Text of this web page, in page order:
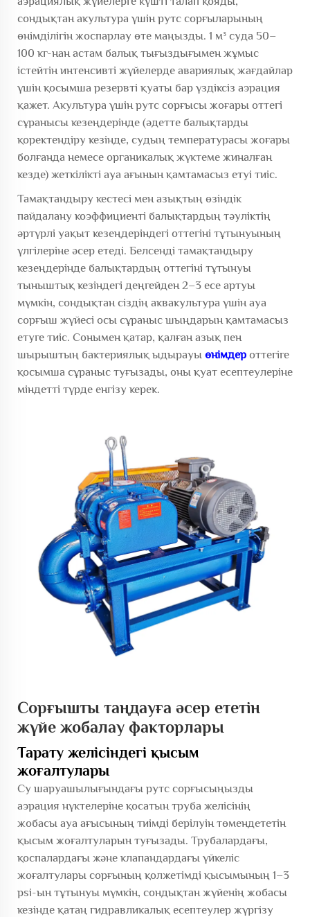
сондықтан акультура үшін рутс сорғыларының
өнімділігін жоспарлау өте маңызды. 1 м³ суда 50–
100 кг-нан астам балық тығыздығымен жұмыс
істейтін интенсивті жүйелерде авариялық жағдайлар
үшін қосымша резервті қуаты бар үздіксіз аэрация
қажет. Акультура үшін рутс сорғысы жоғары оттегі
сұранысы кезеңдерінде (әдетте балықтарды
қоректендіру кезінде, судың температурасы жоғары
болғанда немесе органикалық жүктеме жиналған
кезде) жеткілікті ауа ағынын қамтамасыз етуі тиіс.
Тамақтандыру кестесі мен азықтың өзіндік
пайдалану коэффициенті балықтардың тәуліктің
әртүрлі уақыт кезеңдеріндегі оттегіні тұтынуының
үлгілеріне әсер етеді. Белсенді тамақтандыру
кезеңдерінде балықтардың оттегіні тұтынуы
тыныштық кезіндегі деңгейден 2–3 есе артуы
мүмкін, сондықтан сіздің аквакультура үшін ауа
сорғыш жүйесі осы сұраныс шыңдарын қамтамасыз
етуге тиіс. Сонымен қатар, қалған азық пен
шырыштың бактериялық ыдырауы өнімдер оттегіге
қосымша сұраныс туғызады, оны қуат есептеулеріне
міндетті түрде енгізу керек.
Сорғышты таңдауға әсер ететін
жүйе жобалау факторлары
Тарату желісіндегі қысым
жоғалтулары
Су шаруашылығындағы рутс сорғысыңызды
аэрация нүктелеріне қосатын труба желісінің
жобасы ауа ағысының тиімді берілуін төмендететін
қысым жоғалтуларын туғызады. Трубалардағы,
қоспалардағы және клапандардағы үйкеліс
жоғалтулары сорғының қолжетімді қысымының 1–3
psi-ын тұтынуы мүмкін, сондықтан жүйенің жобасы
кезінде қатаң гидравликалық есептеулер жүргізу